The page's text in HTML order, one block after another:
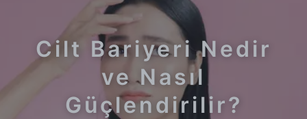
Cilt Bariyeri Nedir
ve Nasıl
Güçlendirilir?